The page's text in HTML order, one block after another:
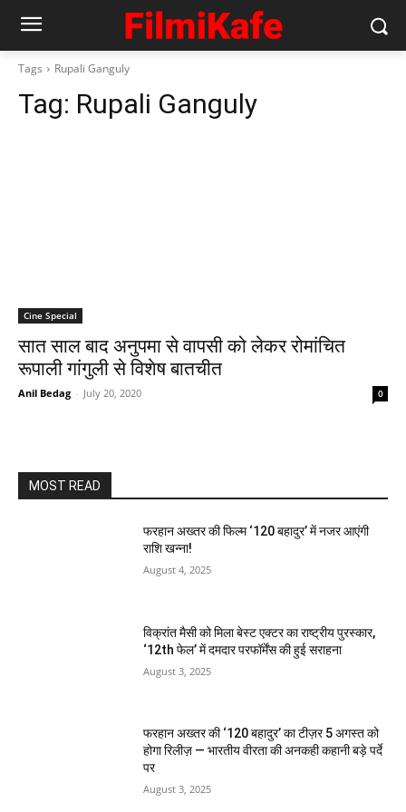
Tags Rupali Ganguly
Tag: Rupali Ganguly
Cine Special
सात साल बाद अनुपमा से वापसी को लेकर रोमांचित
रूपाली गांगुली से विशेष बातचीत
Anil Bedag - July 20, 2020 0
MOST READ
फरहान अख्तर की फिल्म ‘120 बहादुर’ में नजर आएंगी
राशि खन्ना!
August 4, 2025
विक्रांत मैसी को मिला बेस्ट एक्टर का राष्ट्रीय पुरस्कार,
‘12th फेल’ में दमदार परफॉर्मेंस की हुई सराहना
August 3, 2025
फरहान अख्तर की ‘120 बहादुर’ का टीज़र 5 अगस्त को
होगा रिलीज़ — भारतीय वीरता की अनकही कहानी बड़े पर्दे
पर
August 3, 2025